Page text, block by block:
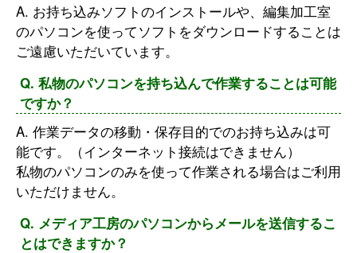
A. お持ち込みソフトのインストールや、編集加工室
のパソコンを使ってソフトをダウンロードすることは
ご遠慮いただいています。
Q. 私物のパソコンを持ち込んで作業することは可能
ですか？
A. 作業データの移動・保存目的でのお持ち込みは可
能です。（インターネット接続はできません）
私物のパソコンのみを使って作業される場合はご利用
いただけません。
Q. メディア工房のパソコンからメールを送信するこ
とはできますか？